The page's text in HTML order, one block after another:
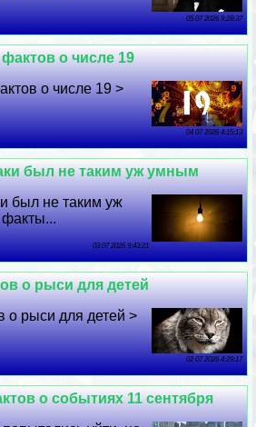
05 07 2026 9:28:37
о числе 19
о числе 19 >
04 07 2026 4:15:13
был не таким уж умным
был не таким уж
03 07 2026 9:43:21
о рыси для детей
о рыси для детей >
02 07 2026 4:29:17
о событиях 11 сентября